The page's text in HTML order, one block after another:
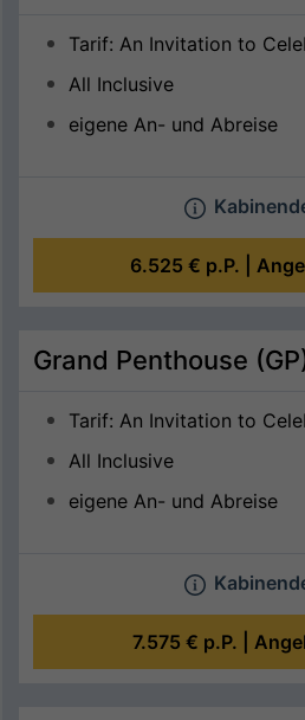
Tarif: An Invitation to
All Inclusive
eigene An- und Abreise
6.525 € p.P. |
Grand Penthouse
Tarif: An Invitation to
All Inclusive
eigene An- und Abreise
7.575 € p.P. |